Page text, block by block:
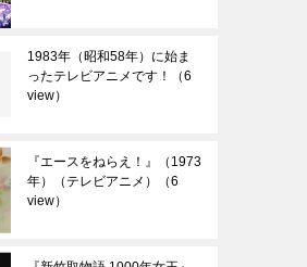
1983年（昭和58年）に始ま
ったテレビアニメです！
（6
view）
『エースをねらえ！』（1973
年）（テレビアニメ）
（6
view）